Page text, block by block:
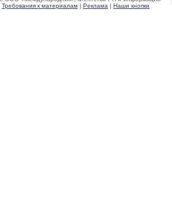
Требования к материалам | Реклама | Наши кнопки